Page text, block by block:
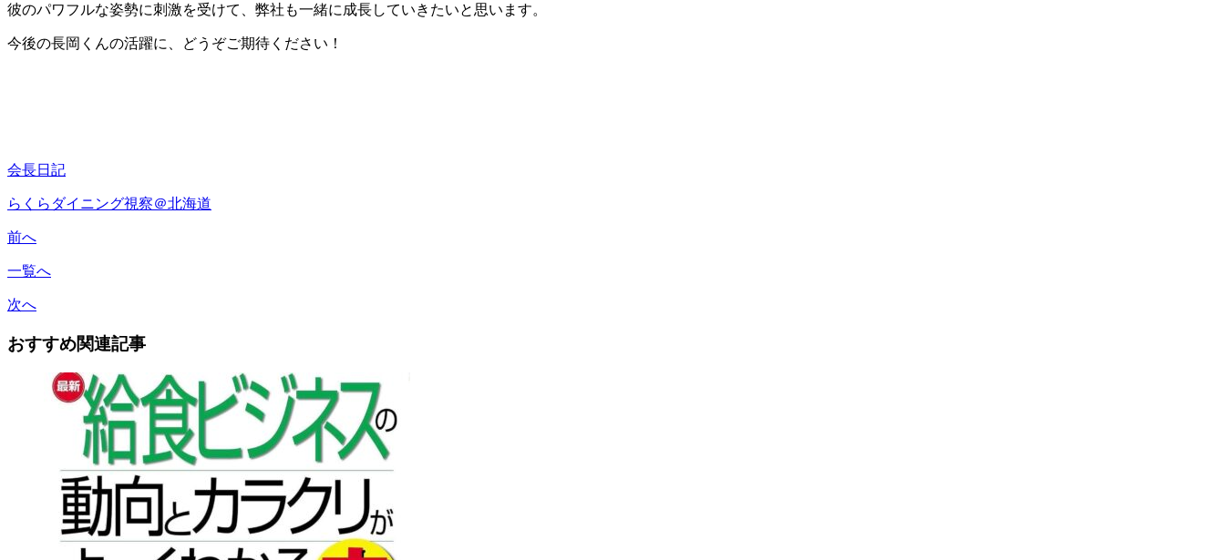
彼のパワフルな姿勢に刺激を受けて、弊社も一緒に成長していきたいと思います。
今後の長岡くんの活躍に、どうぞご期待ください！
会長日記
らくらダイニング視察＠北海道
前へ
一覧へ
次へ
おすすめ関連記事